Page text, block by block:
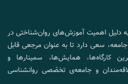
دلیل اهمیت آموزش‌های روان‌شناختی در
سعی دارد تا به عنوان مرجعی قابل
کارگاه‌ها، همایش‌ها، سمینارها و
و جامعه‌ی تخصّصی روانشناسی